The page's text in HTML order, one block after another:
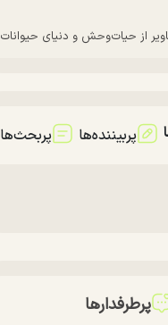
از حیات‌وحش و دنیای حیوانات
پربیننده‌ها پربحث‌ها
پرطرفدارها